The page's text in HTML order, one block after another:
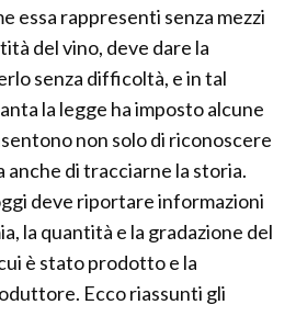
essa rappresenti senza mezzi
del vino, deve dare la
senza difficoltà, e in tal
la legge ha imposto alcune
non solo di riconoscere
anche di tracciarne la storia.
deve riportare informazioni
la quantità e la gradazione del
è stato prodotto e la
Ecco riassunti gli